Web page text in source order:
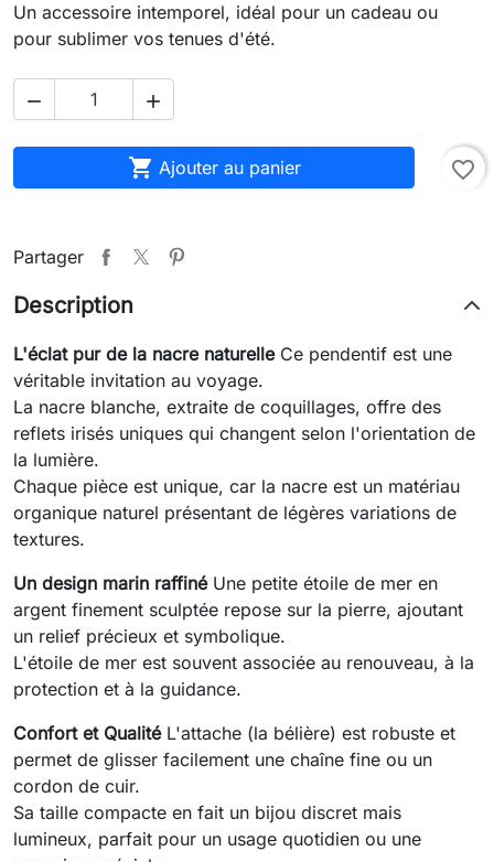
Un accessoire intemporel, idéal pour un cadeau ou
pour sublimer vos tenues d'été.
 
 Ajouter au panier favorite_border
Partager
Description
L'éclat pur de la nacre naturelleCe pendentif est une
véritable invitation au voyage.
La nacre blanche, extraite de coquillages, offre des
reflets irisés uniques qui changent selon l'orientation de
la lumière.
Chaque pièce est unique, car la nacre est un matériau
organique naturel présentant de légères variations de
textures.
Un design marin raffinéUne petite étoile de mer en
argent finement sculptée repose sur la pierre, ajoutant
un relief précieux et symbolique.
L'étoile de mer est souvent associée au renouveau, à la
protection et à la guidance.
Confort et QualitéL'attache (la bélière) est robuste et
permet de glisser facilement une chaîne fine ou un
cordon de cuir.
Sa taille compacte en fait un bijou discret mais
lumineux, parfait pour un usage quotidien ou une